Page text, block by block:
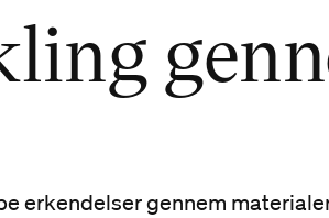
erkendelser gennem